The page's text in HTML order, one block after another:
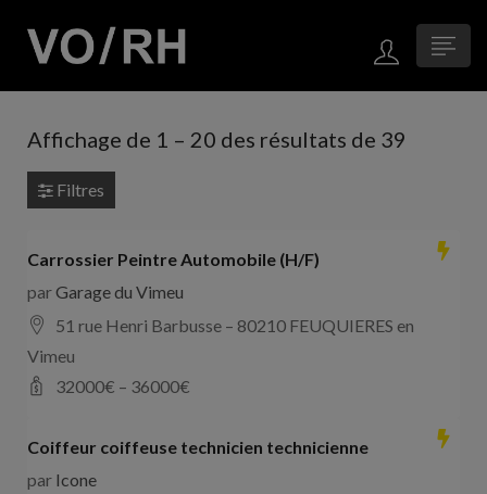
Affichage de 1 – 20 des résultats de 39
Filtres
Carrossier Peintre Automobile (H/F)
parGarage du Vimeu
51 rue Henri Barbusse – 80210 FEUQUIERES en
Vimeu
32000€ – 36000€
Coiffeur coiffeuse technicien technicienne
par Icone